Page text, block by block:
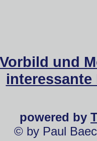
und
powered by
© by Paul